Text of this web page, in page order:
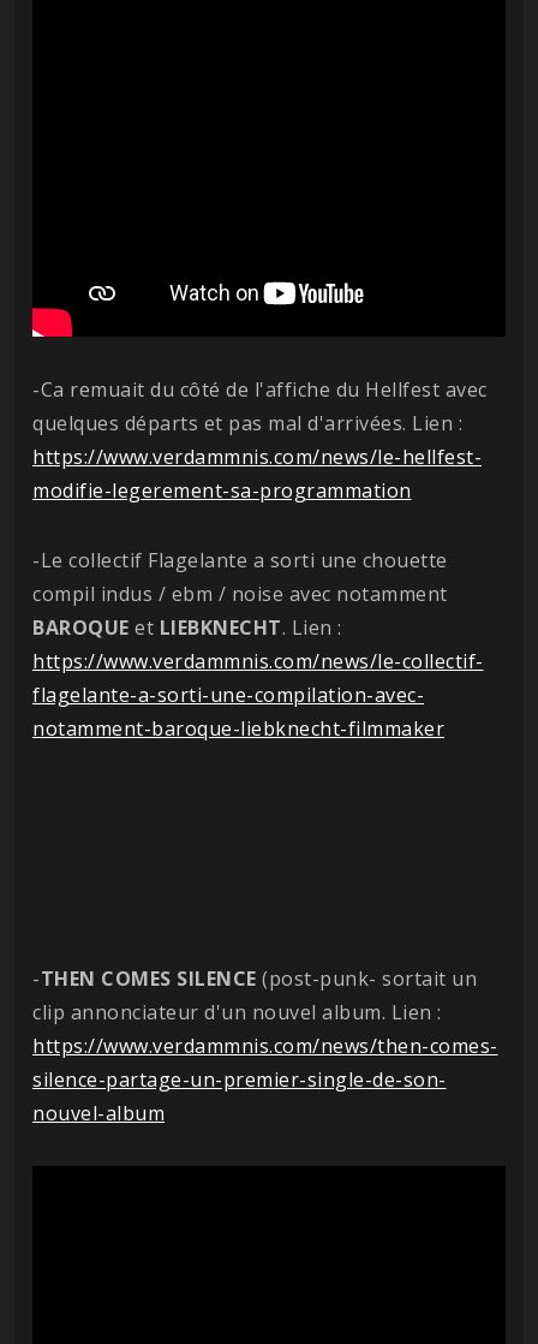
-Ca remuait du côté de l'affiche du Hellfest avec
quelques départs et pas mal d'arrivées. Lien :
https://www.verdammnis.com/news/le-hellfest-
modifie-legerement-sa-programmation
-Le collectif Flagelante a sorti une chouette
compil indus / ebm / noise avec notamment
BAROQUE et LIEBKNECHT. Lien :
https://www.verdammnis.com/news/le-collectif-
flagelante-a-sorti-une-compilation-avec-
notamment-baroque-liebknecht-filmmaker
-THEN COMES SILENCE (post-punk- sortait un
clip annonciateur d'un nouvel album. Lien :
https://www.verdammnis.com/news/then-comes-
silence-partage-un-premier-single-de-son-
nouvel-album